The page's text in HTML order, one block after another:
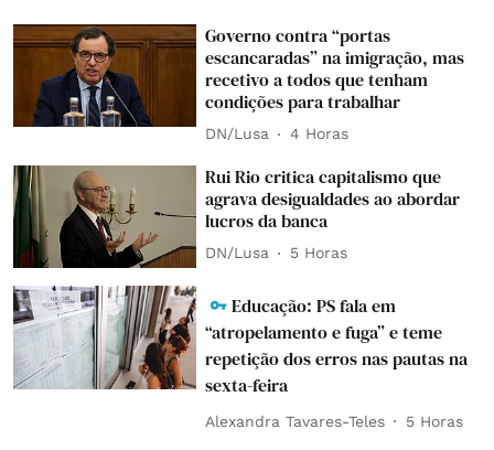
Governo contra “portas
escancaradas” na imigração, mas
recetivo a todos que tenham
condições para trabalhar
DN/Lusa 4 Horas
Rui Rio critica capitalismo que
agrava desigualdades ao abordar
lucros da banca
DN/Lusa 5 Horas
Educação: PS fala em
“atropelamento e fuga” e teme
repetição dos erros nas pautas na
sexta-feira
Alexandra Tavares-Teles 5 Horas